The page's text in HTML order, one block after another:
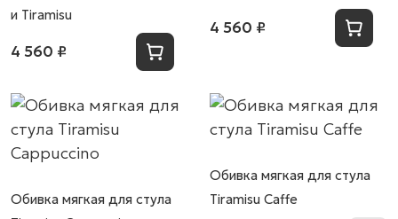
и Tiramisu
4 560 ₽
4 560 ₽
Обивка мягкая для стула
Обивка мягкая для стула
Tiramisu Caffe